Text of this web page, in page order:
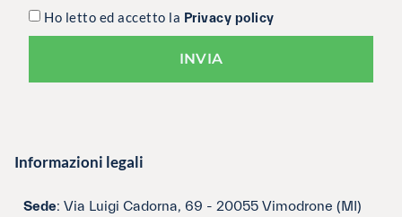
Ho letto ed accetto la Privacy policy
INVIA
Informazioni legali
Sede: Via Luigi Cadorna, 69 - 20055 Vimodrone (MI)